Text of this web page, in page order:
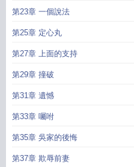
第23章 一個說法
第25章 定心丸
第27章 上面的支持
第29章 撞破
第31章 遺憾
第33章 囑咐
第35章 吳家的後悔
第37章 欺辱前妻